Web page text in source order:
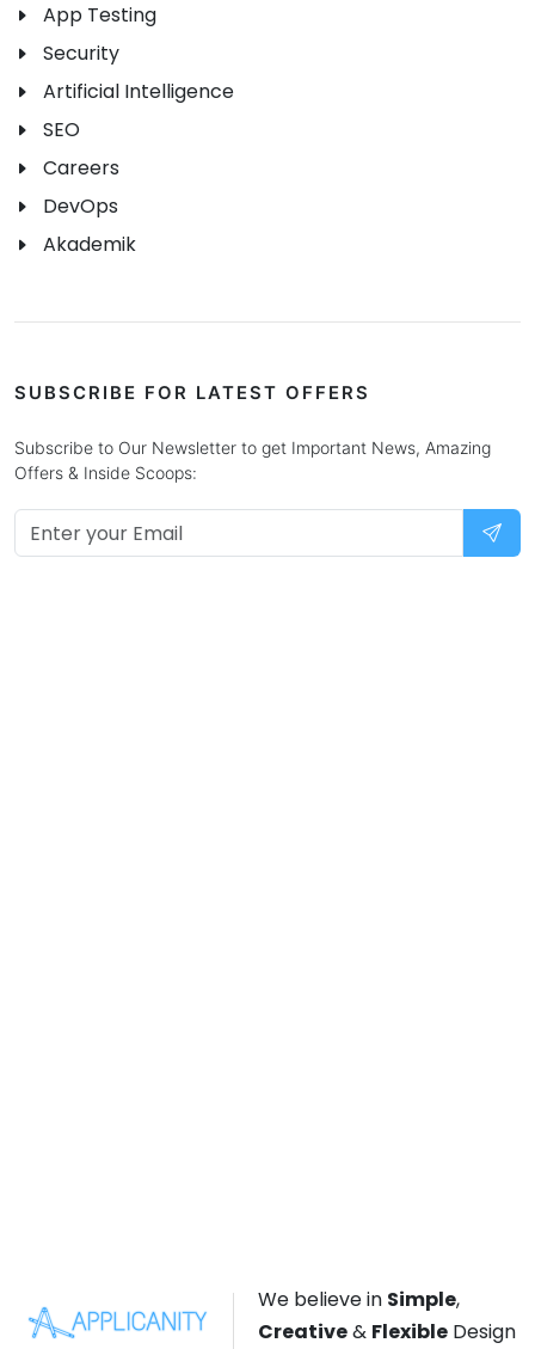
App Testing
Security
Artificial Intelligence
SEO
Careers
DevOps
Akademik
SUBSCRIBE FOR LATEST OFFERS
Subscribe to Our Newsletter to get Important News, Amazing
Offers & Inside Scoops:
We believe in Simple,
Creative& Flexible Design